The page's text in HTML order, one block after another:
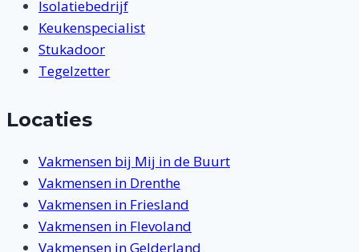
Isolatiebedrijf
Keukenspecialist
Stukadoor
Tegelzetter
Locaties
Vakmensen bij Mij in de Buurt
Vakmensen in Drenthe
Vakmensen in Friesland
Vakmensen in Flevoland
Vakmensen in Gelderland